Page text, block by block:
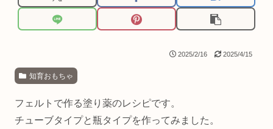
2025/2/16 2025/4/15
知育おもちゃ
フェルトで作る塗り薬のレシピです。
チューブタイプと瓶タイプを作ってみました。